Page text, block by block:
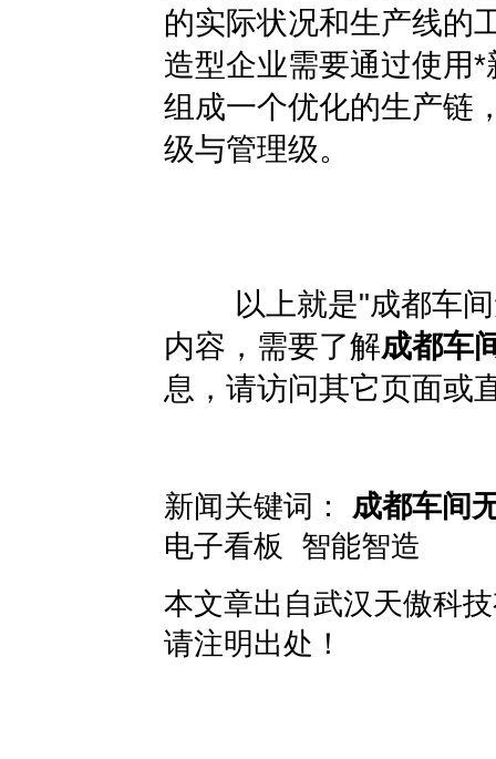
的实际状况和生产线的
造型企业需要通过使用
组成一个优化的生产链
级与管理级。
以上就是"成都车
内容，需要了解成都车
息，请访问其它页面或
新闻关键词： 成都车间
电子看板
智能智造
本文章出自武汉天傲科
请注明出处！